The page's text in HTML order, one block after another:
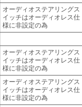
オーディオステアリングス
イッチはオーディオレス仕
様に非設定の為
オーディオステアリングス
イッチはオーディオレス仕
様に非設定の為
オーディオステアリングス
イッチはオーディオレス仕
様に非設定の為